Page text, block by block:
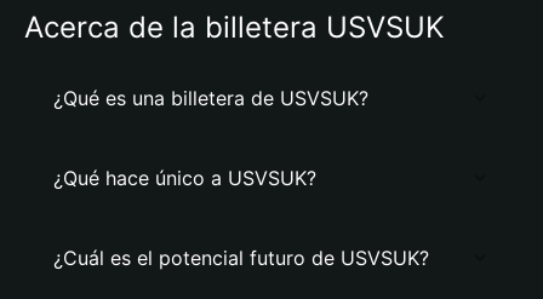
Acerca de la billetera USVSUK
¿Qué es una billetera de USVSUK?
¿Qué hace único a USVSUK?
¿Cuál es el potencial futuro de USVSUK?